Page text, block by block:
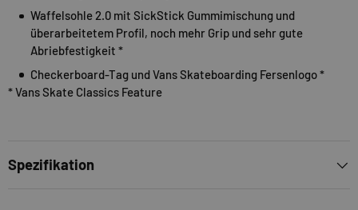
Waffelsohle 2.0 mit SickStick Gummimischung und
überarbeitetem Profil, noch mehr Grip und sehr gute
Abriebfestigkeit *
Checkerboard-Tag und Vans Skateboarding Fersenlogo *
* Vans Skate Classics Feature
Spezifikation